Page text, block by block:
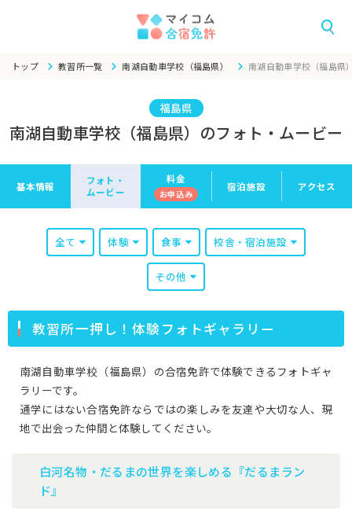
トップ 教習所一覧 南湖自動車学校（福島県） 南湖自動車学校（福島県
福島県
南湖自動車学校（福島県）のフォト・ムービー
基本情報
フォト・
ムービー
料金
お申込み
宿泊施設 アクセス
全て 体験 食事 校舎・宿泊施設
その他
教習所一押し！体験フォトギャラリー
南湖自動車学校（福島県）の合宿免許で体験できるフォトギャ
ラリーです。
通学にはない合宿免許ならではの楽しみを友達や大切な人、現
地で出会った仲間と体験してください。
白河名物・だるまの世界を楽しめる『だるまラン
ド』